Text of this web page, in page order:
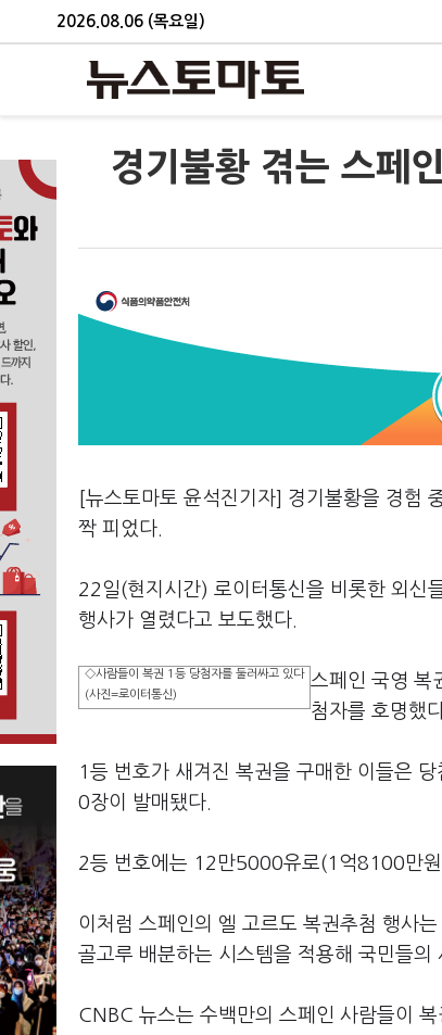
2026.08.06 (목요일)
경기불황 겪는 스페
[뉴스토마토 윤석진기자] 경기불황을 경험
짝 피었다.
22일(현지시간) 로이터통신을 비롯한 외신
행사가 열렸다고 보도했다.
◇사람들이 복권 1등 당첨자를 둘러싸고 있다
(사진=로이터통신)
스페인 국영 복
첨자를 호명했
1등 번호가 새겨진 복권을 구매한 이들은
0장이 발매됐다.
2등 번호에는 12만5000유로(1억8100만원
이처럼 스페인의 엘 고르도 복권추첨 행사
골고루 배분하는 시스템을 적용해 국민들의
CNBC 뉴스는 수백만의 스페인 사람들이